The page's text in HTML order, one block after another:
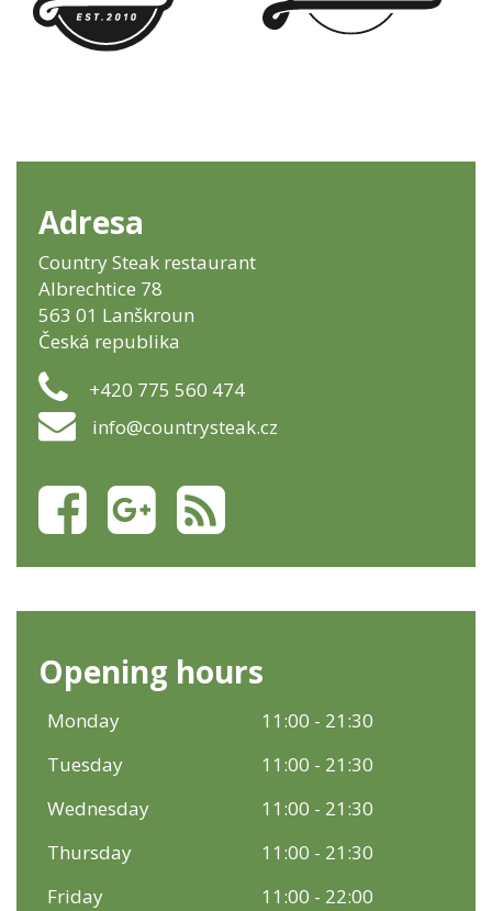
Adresa
Country Steak restaurant
Albrechtice 78
563 01 Lanškroun
Česká republika
+420 775 560 474
info@countrysteak.cz
Opening hours
Monday
11:00 - 21:30
Tuesday
11:00 - 21:30
Wednesday
11:00 - 21:30
Thursday
11:00 - 21:30
Friday
11:00 - 22:00